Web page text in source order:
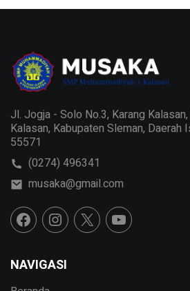
Jl. Jogja - Solo No.3, Karang
Kalasan, Kabupaten Sleman, Daerah
55571
(0274) 496341
musaka@gmail.com
NAVIGASI